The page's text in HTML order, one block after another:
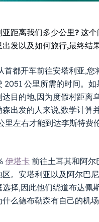
距离我们多少公里? 这个
发以及如何旅行,最终结
首都开车前往安塔利亚,您
2051 公里所需的时间。
目的地,因为度假村距离
森出发的人来说,数学计算
里左右才能到达李斯特费
伊塔卡 前往土耳其和阿尔
。安塔利亚以及阿尔巴
选择,因此他们绕道布达佩
么德布勒森有自己的机场